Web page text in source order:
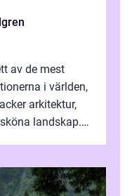
av de mest
i världen,
arkitektur,
landskap.